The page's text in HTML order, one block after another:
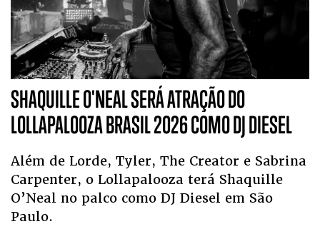
SHAQUILLE O'NEAL SERÁ ATRAÇÃO DO
LOLLAPALOOZA BRASIL 2026 COMO DJ DIESEL
Além de Lorde, Tyler, The Creator e Sabrina
Carpenter, o Lollapalooza terá Shaquille
O’Neal no palco como DJ Diesel em São
Paulo.